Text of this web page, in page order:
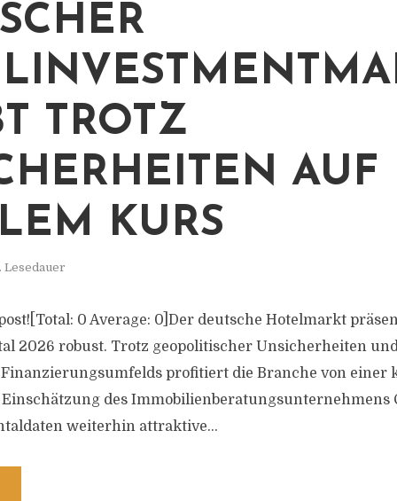
TROTZ
AUF
KURS
Lesedauer
0 Average: 0]Der deutsche Hotelmarkt
2026 robust. Trotz geopolitischer Unsicherheiten
profitiert die Branche von einer
des Immobilienberatungsunternehmens
weiterhin attraktive...